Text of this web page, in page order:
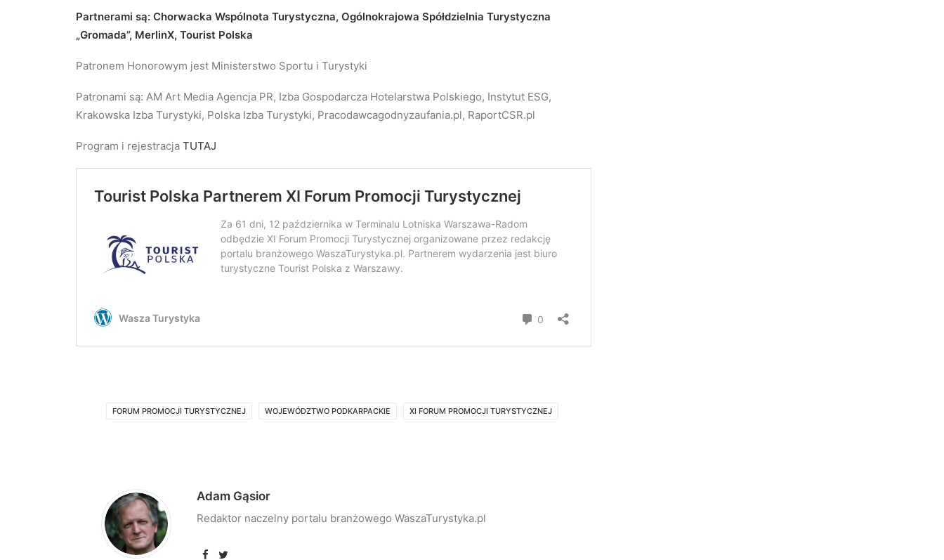
Partnerami są: Chorwacka Wspólnota Turystyczna, Ogólnokrajowa Spółdzielnia Turystyczna
„Gromada”, MerlinX, Tourist Polska
Patronem Honorowym jest Ministerstwo Sportu i Turystyki
Patronami są: AM Art Media Agencja PR, Izba Gospodarcza Hotelarstwa Polskiego, Instytut ESG,
Krakowska Izba Turystyki, Polska Izba Turystyki, Pracodawcagodnyzaufania.pl, RaportCSR.pl
Program i rejestracja TUTAJ
FORUM PROMOCJI TURYSTYCZNEJ WOJEWÓDZTWO PODKARPACKIE XI FORUM PROMOCJI TURYSTYCZNEJ
Adam Gąsior
Redaktor naczelny portalu branżowego WaszaTurystyka.pl